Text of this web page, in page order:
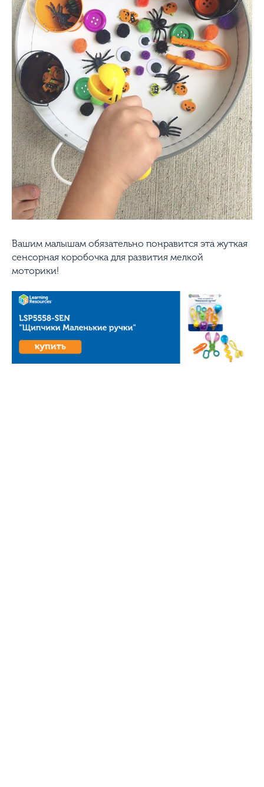
Вашим малышам обязательно понравится эта жуткая
сенсорная коробочка для развития мелкой
моторики!